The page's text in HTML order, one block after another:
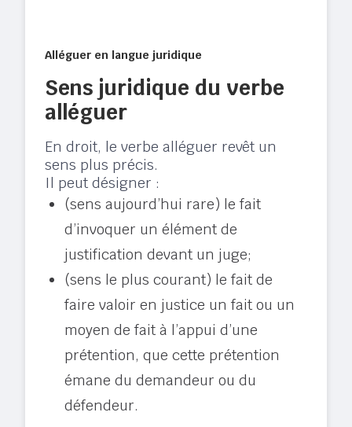
Alléguer en langue juridique
Sens juridique du verbe
alléguer
En droit, le verbe alléguer revêt un
sens plus précis.
Il peut désigner :
(sens aujourd’hui rare) le fait
d’invoquer un élément de
justification devant un juge;
(sens le plus courant) le fait de
faire valoir en justice un fait ou un
moyen de fait à l’appui d’une
prétention, que cette prétention
émane du demandeur ou du
défendeur.